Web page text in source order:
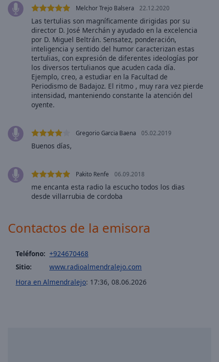
descriptions
off
selected
subtitles
settings,
opens
subtitles
settings
subtitles
off
selected
Audio
Track
Fullscreen
This
modal
Melchor Trejo Balsera 22.12.2020
Las tertulias son magníficamente dirigidas por su
director D. José Merchán y ayudado en la excelencia
por D. Miguel Beltrán. Sensatez, ponderación,
inteligencia y sentido del humor caracterizan estas
tertulias, con expresión de diferentes ideologías por
los diversos tertulianos que acuden cada día.
Ejemplo, creo, a estudiar en la Facultad de
Periodismo de Badajoz. El ritmo , muy rara vez pierde
intensidad, manteniendo constante la atención del
oyente.
Gregorio Garcia Baena 05.02.2019
Buenos días,
Pakito Renfe 06.09.2018
me encanta esta radio la escucho todos los dias
desde villarrubia de cordoba
Contactos de la emisora
Teléfono: +924670468
Sitio:
www.radioalmendralejo.com
Hora en Almendralejo: 17:36, 08.06.2026